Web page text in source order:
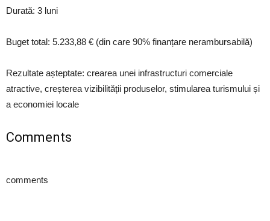
Durată: 3 luni
Buget total: 5.233,88 € (din care 90% finanțare nerambursabilă)
Rezultate așteptate: crearea unei infrastructuri comerciale
atractive, creșterea vizibilității produselor, stimularea turismului și
a economiei locale
Comments
comments